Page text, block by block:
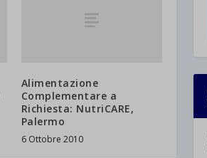
Alimentazione
Complementare a
Richiesta: NutriCARE,
Palermo
6 Ottobre 2010